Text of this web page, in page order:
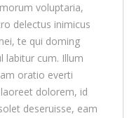
voluptaria,
delectus inimicus
te qui doming
labitur cum. Illum
oratio everti
dolorem, id
deseruisse, eam